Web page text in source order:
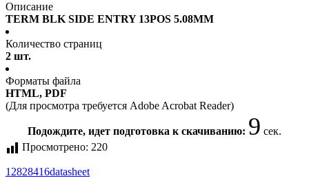
Описание
TERM BLK SIDE ENTRY 13POS 5.08MM
Количество страниц
2 шт.
Форматы файла
HTML, PDF
(Для просмотра требуется Adobe Acrobat Reader)
Подождите, идет подготовка к скачиванию: 9 сек.
Просмотрено: 220
12828416datasheet